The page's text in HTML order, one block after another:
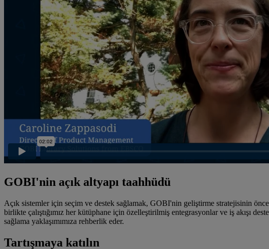
GOBI'nin açık altyapı taahhüdü
Açık sistemler için seçim ve destek sağlamak, GOBI'nin geliştirme stratejisinin
birlikte çalıştığımız her kütüphane için özelleştirilmiş entegrasyonlar ve iş akışı
sağlama yaklaşımımıza rehberlik eder.
Tartışmaya katılın